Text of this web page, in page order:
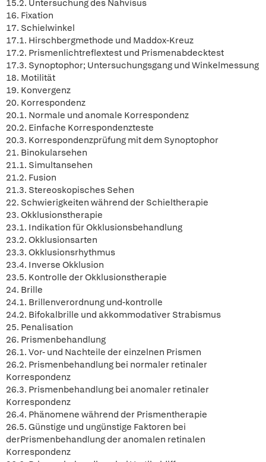
15.2. Untersuchung des Nahvisus
16. Fixation
17. Schielwinkel
17.1. Hirschbergmethode und Maddox-Kreuz
17.2. Prismenlichtreflextest und Prismenabdecktest
17.3. Synoptophor; Untersuchungsgang und Winkelmessung
18. Motilität
19. Konvergenz
20. Korrespondenz
20.1. Normale und anomale Korrespondenz
20.2. Einfache Korrespondenzteste
20.3. Korrespondenzprüfung mit dem Synoptophor
21. Binokularsehen
21.1. Simultansehen
21.2. Fusion
21.3. Stereoskopisches Sehen
22. Schwierigkeiten während der Schieltherapie
23. Okklusionstherapie
23.1. Indikation für Okklusionsbehandlung
23.2. Okklusionsarten
23.3. Okklusionsrhythmus
23.4. Inverse Okklusion
23.5. Kontrolle der Okklusionstherapie
24. Brille
24.1. Brillenverordnung und-kontrolle
24.2. Bifokalbrille und akkommodativer Strabismus
25. Penalisation
26. Prismenbehandlung
26.1. Vor- und Nachteile der einzelnen Prismen
26.2. Prismenbehandlung bei normaler retinaler
Korrespondenz
26.3. Prismenbehandlung bei anomaler retinaler
Korrespondenz
26.4. Phänomene während der Prismentherapie
26.5. Günstige und ungünstige Faktoren bei
derPrismenbehandlung der anomalen retinalen
Korrespondenz